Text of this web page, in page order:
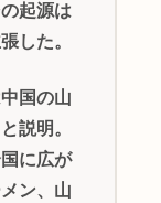
起源は
した。
国の山
説明。
に広が
ン、山